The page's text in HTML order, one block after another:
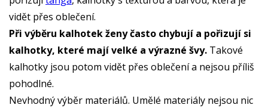
vidět přes oblečení.
Při výběru kalhotek ženy často chybují a pořizují si
kalhotky, které mají velké a výrazné švy. Takové
kalhotky jsou potom vidět přes oblečení a nejsou příliš
pohodlné.
Nevhodný výběr materiálů. Umělé materiály nejsou nic